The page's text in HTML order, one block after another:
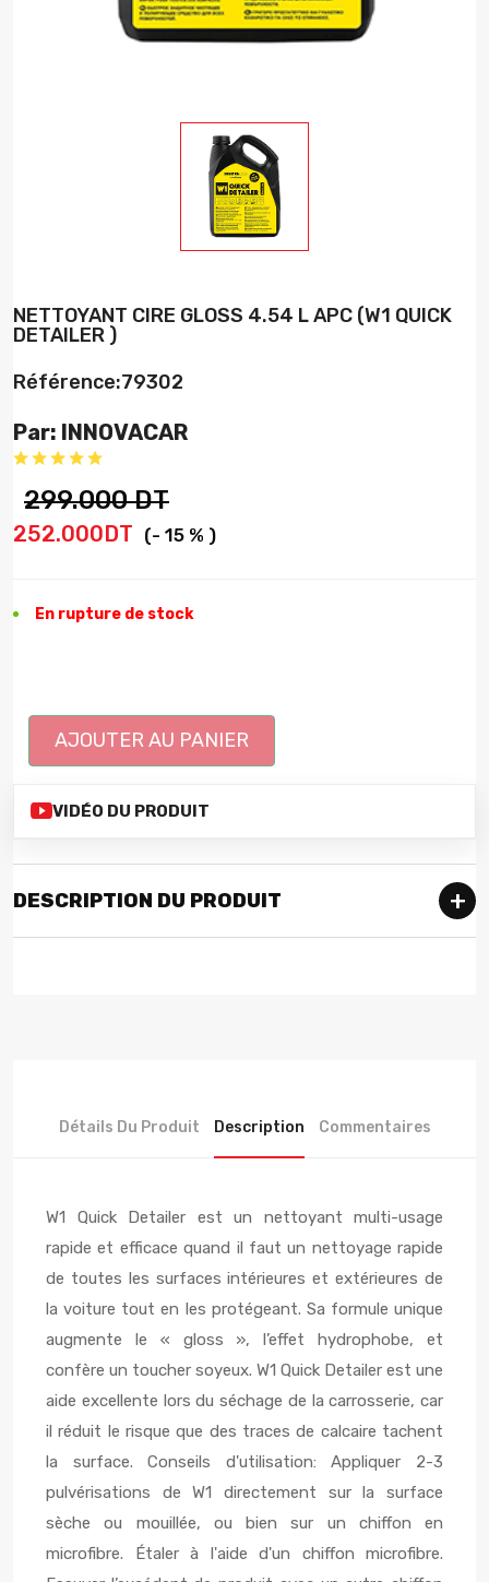
NETTOYANT CIRE GLOSS 4.54 L APC (W1 QUICK
DETAILER )
Référence:79302
Par: INNOVACAR
299.000 DT
252.000DT (- 15 % )
En rupture de stock
AJOUTER AU PANIER
VIDÉO DU PRODUIT
DESCRIPTION DU PRODUIT
Détails Du Produit Description Commentaires
W1 Quick Detailer est un nettoyant multi-usage
rapide et efficace quand il faut un nettoyage rapide
de toutes les surfaces intérieures et extérieures de
la voiture tout en les protégeant. Sa formule unique
augmente le « gloss », l’effet hydrophobe, et
confère un toucher soyeux. W1 Quick Detailer est une
aide excellente lors du séchage de la carrosserie, car
il réduit le risque que des traces de calcaire tachent
la surface. Conseils d'utilisation: Appliquer 2-3
pulvérisations de W1 directement sur la surface
sèche ou mouillée, ou bien sur un chiffon en
microfibre. Étaler à l'aide d'un chiffon microfibre.